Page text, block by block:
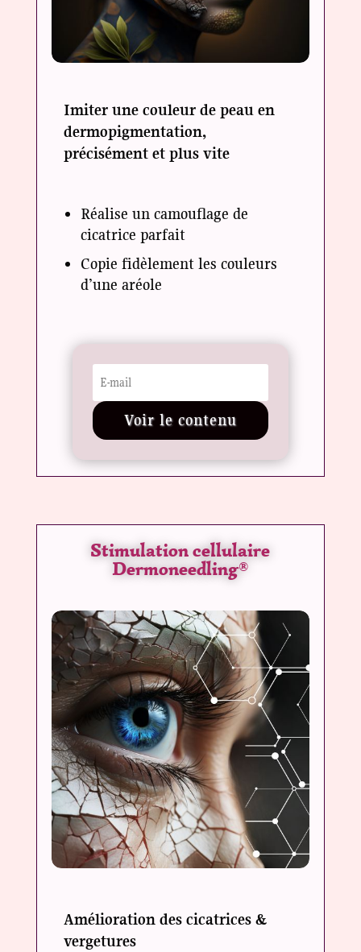
Imiter une couleur de peau en
dermopigmentation,
précisément et plus vite
Réalise un camouflage de
cicatrice parfait
Copie fidèlement les couleurs
d’une aréole
Voir le contenu
Stimulation cellulaire
Dermoneedling®
Amélioration des cicatrices &
vergetures